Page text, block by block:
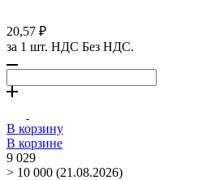
20,57 ₽
за 1 шт. НДС Без НДС.
В корзину
В корзине
9 029
> 10 000 (21.08.2026)